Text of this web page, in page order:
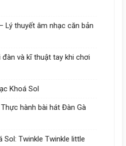
Lý thuyết âm nhạc căn bản
đàn và kĩ thuật tay khi chơi
Khoá Sol
hành bài hát Đàn Gà
Sol: Twinkle Twinkle little